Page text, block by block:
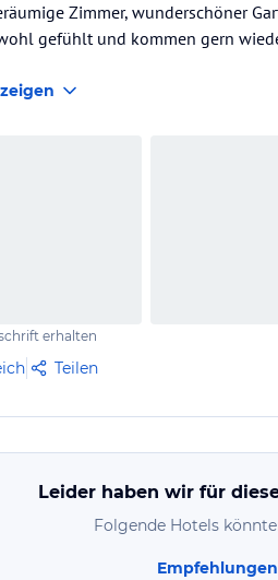
Zimmer, wunderschöner
gefühlt und kommen gern
erhalten
Teilen
Leider haben wir für
Folgende Hotels